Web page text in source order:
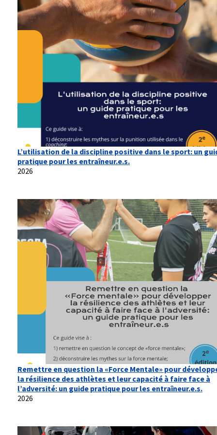
L’utilisation de la discipline positive dans le sport: un
pratique pour les entraîneur.e.s.
2026
Remettre en question la «Force Mentale» pour
la résilience des athlètes et leur capacité à faire face à
l’adversité: un guide pratique pour les entraîneur.e.s.
2026